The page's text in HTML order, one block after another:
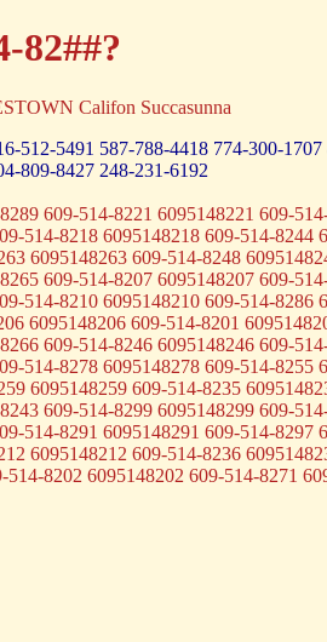
82##?
Califon Succasunna
512-5491 587-788-4418 774-300-1707
809-8427 248-231-6192
609-514-8221 6095148221 609-
514-8218 6095148218 609-514-8244
6095148263 609-514-8248
609-514-8207 6095148207 609-
514-8210 6095148210 609-514-8286
6095148206 609-514-8201
609-514-8246 6095148246 609-
514-8278 6095148278 609-514-8255
6095148259 609-514-8235
609-514-8299 6095148299 609-
514-8291 6095148291 609-514-8297
6095148212 609-514-8236
8202 6095148202 609-514-8271